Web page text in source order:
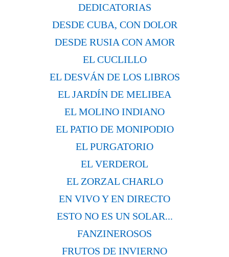
DEDICATORIAS
DESDE CUBA, CON DOLOR
DESDE RUSIA CON AMOR
EL CUCLILLO
EL DESVÁN DE LOS LIBROS
EL JARDÍN DE MELIBEA
EL MOLINO INDIANO
EL PATIO DE MONIPODIO
EL PURGATORIO
EL VERDEROL
EL ZORZAL CHARLO
EN VIVO Y EN DIRECTO
ESTO NO ES UN SOLAR...
FANZINEROSOS
FRUTOS DE INVIERNO